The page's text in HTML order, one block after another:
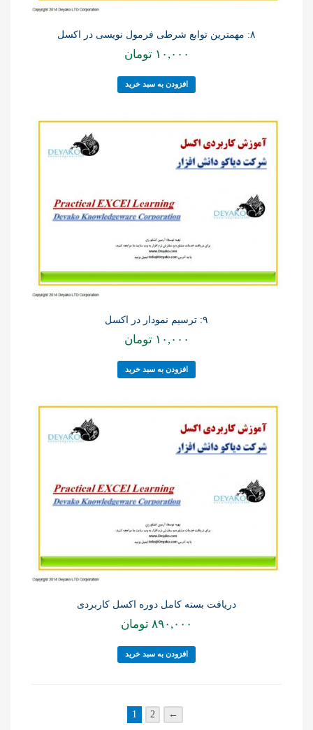
۸: مهمترین توابع شرطی فرمول نویسی در اکسل
۱۰,۰۰۰ تومان
افزودن به سبد خرید
۹: ترسیم نمودار در اکسل
۱۰,۰۰۰ تومان
افزودن به سبد خرید
دریافت بسته کامل دوره اکسل کاربردی
۸۹۰,۰۰۰ تومان
افزودن به سبد خرید
1 2 ←